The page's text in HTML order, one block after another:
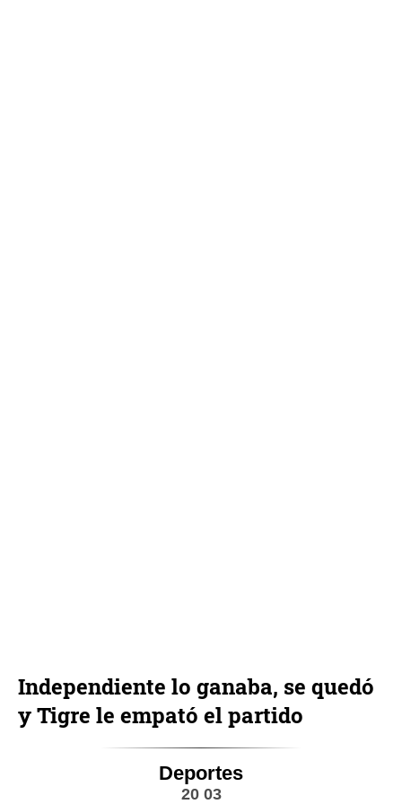
Independiente lo ganaba, se quedó
y Tigre le empató el partido
Deportes
20 03